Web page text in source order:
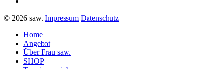
© 2026 saw. Impressum Datenschutz
Home
Angebot
Über Frau saw.
SHOP